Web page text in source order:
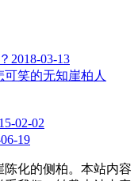
2018-03-13
笑的无知崖柏人
02-02
19
化的侧柏。本站内容